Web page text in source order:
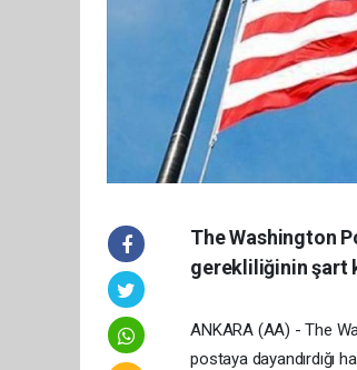
The Washington
gerekliliğinin şart
ANKARA (AA) - The
postaya dayandırdığı